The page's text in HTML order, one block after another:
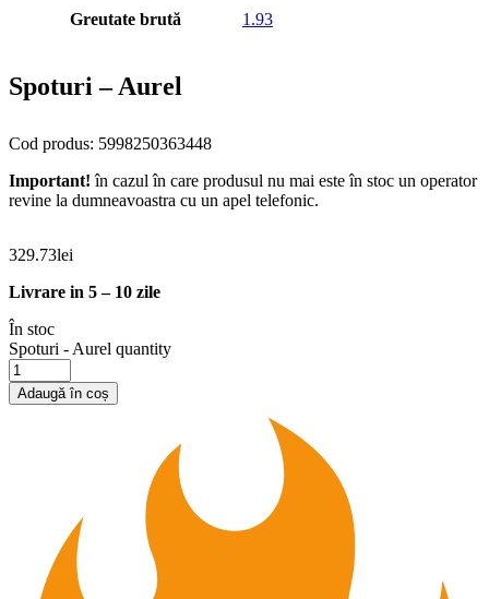
Greutate brută 1.93
Spoturi – Aurel
Cod produs: 5998250363448
Important! în cazul în care produsul nu mai este în stoc un operator
revine la dumneavoastra cu un apel telefonic.
329.73lei
Livrare in 5 – 10 zile
În stoc
Spoturi - Aurel quantity
Adaugă în coș